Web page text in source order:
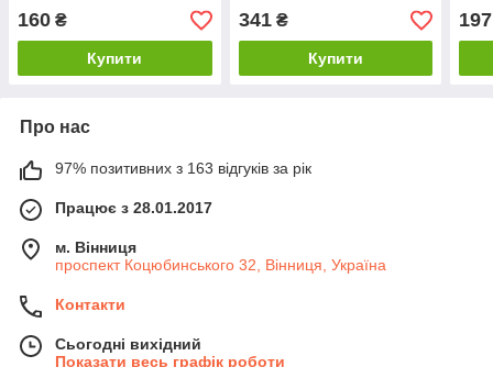
160 ₴
Купити
гучності
341₴
Купити
197
Про нас
97% позитивних з 163 відгуків за рік
Працює з 28.01.2017
м. Вінниця
проспект Коцюбинського 32, Вінниця, Україна
Контакти
Сьогодні вихідний
Показати весь графік роботи